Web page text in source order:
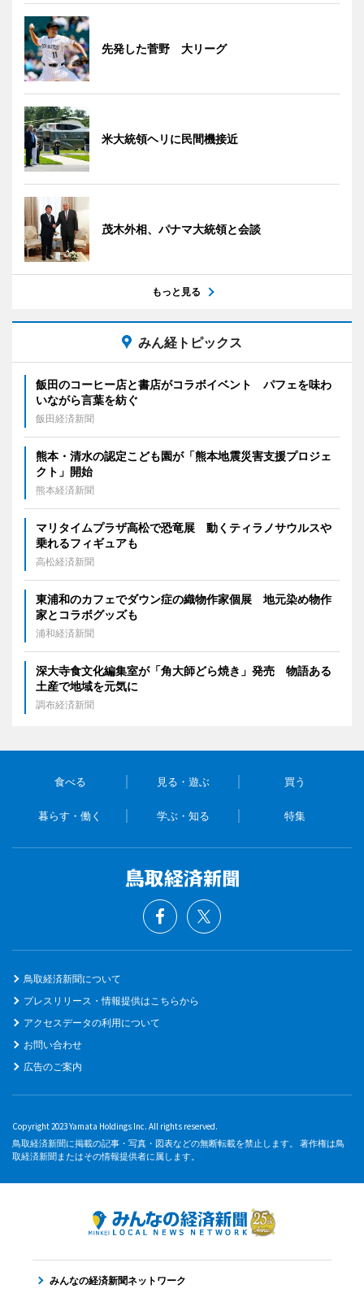
先発した菅野 大リーグ
米大統領ヘリに民間機接近
茂木外相、パナマ大統領と会談
もっと見る
みん経トピックス
飯田のコーヒー店と書店がコラボイベント パフェを味わ
いながら言葉を紡ぐ
飯田経済新聞
熊本・清水の認定こども園が「熊本地震災害支援プロジェ
クト」開始
熊本経済新聞
マリタイムプラザ高松で恐竜展 動くティラノサウルスや
乗れるフィギュアも
高松経済新聞
東浦和のカフェでダウン症の織物作家個展 地元染め物作
家とコラボグッズも
浦和経済新聞
深大寺食文化編集室が「角大師どら焼き」発売 物語ある
土産で地域を元気に
調布経済新聞
食べる 見る・遊ぶ 買う
暮らす・働く 学ぶ・知る 特集
鳥取経済新聞について
プレスリリース・情報提供はこちらから
アクセスデータの利用について
お問い合わせ
広告のご案内
Copyright 2023 Yamata Holdings Inc. All rights reserved.
鳥取経済新聞に掲載の記事・写真・図表などの無断転載を禁止します。 著作権は鳥
取経済新聞またはその情報提供者に属します。
みんなの経済新聞ネットワーク